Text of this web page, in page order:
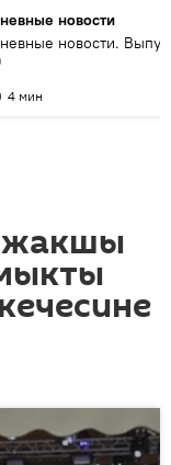
новости
новости.
4 мин
жакшы